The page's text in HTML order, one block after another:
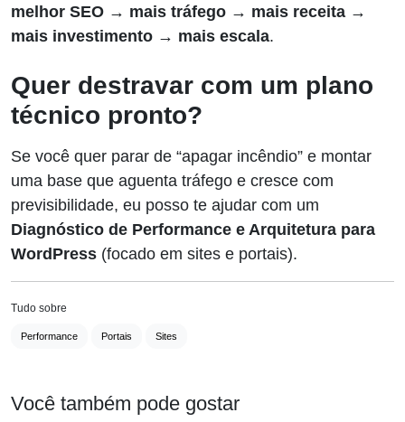
melhor SEO → mais tráfego → mais receita →
mais investimento → mais escala.
Quer destravar com um plano
técnico pronto?
Se você quer parar de “apagar incêndio” e montar
uma base que aguenta tráfego e cresce com
previsibilidade, eu posso te ajudar com um
Diagnóstico de Performance e Arquitetura para
WordPress (focado em sites e portais).
Tudo sobre
Performance Portais Sites
Você também pode gostar